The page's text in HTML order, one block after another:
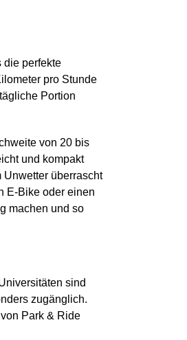
die perfekte
pro Stunde
Portion
von 20 bis
und kompakt
überrascht
E-Bike oder einen
machen und so
sind
zugänglich.
Park & Ride